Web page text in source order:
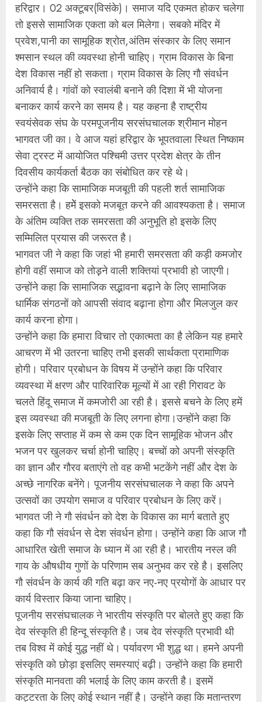
हरिद्वार। 02 अक्टूबर(विसंके)। समाज यदि एकमत होकर चलेगा
तो इससे सामाजिक एकता को बल मिलेगा। सबको मंदिर में
प्रवेश,पानी का सामूहिक श्रोत,अंतिम संस्कार के लिए समान
श्मसान स्थल की व्यवस्था होनी चाहिए। ग्राम विकास के बिना
देश विकास नहीं हो सकता। ग्राम विकास के लिए गौ संवर्धन
अनिवार्य है। गांवों को स्वालंबी बनाने की दिशा में भी योजना
बनाकर कार्य करने का समय है। यह कहना है राष्ट्रीय
स्वयंसेवक संघ के परमपूजनीय सरसंघचालक श्रीमान मोहन
भागवत जी का। वे आज यहां हरिद्वार के भूपतवाला स्थित निष्काम
सेवा ट्रस्ट में आयोजित पश्चिमी उत्तर प्रदेश क्षेत्र के तीन
दिवसीय कार्यकर्ता बैठक का संबोधित कर रहे थे।
उन्होंने कहा कि सामाजिक मजबूती की पहली शर्त सामाजिक
समरसता है। हमेें इसको मजबूत करने की आवश्यकता है। समाज
के अंतिम व्यक्ति तक समरसता की अनुभूति हो इसके लिए
सम्मिलित प्रयास की जरूरत है।
भागवत जी ने कहा कि जहां भी हमारी समरसता की कड़ी कमजोर
होगी वहीं समाज को तोड़़ने वाली शक्तियां प्रभावी हो जाएगी।
उन्होंने कहा कि सामाजिक सद्भावना बढ़ाने के लिए सामाजिक
धार्मिक संगठनों को आपसी संवाद बढ़ाना होगा और मिलजुल कर
कार्य करना होगा।
उन्होंने कहा कि हमारा विचार तो एकात्मता का है लेकिन यह हमारे
आचरण में भी उतरना चाहिए तभी इसकी सार्थकता प्रामाणिक
होगी। परिवार प्रबोधन के विषय में उन्होंने कहा कि परिवार
व्यवस्था में क्षरण और पारिवारिक मूल्यों में आ रही गिरावट के
चलते हिंदू समाज में कमजोरी आ रही है। इससे बचने के लिए हमें
इस व्यवस्था की मजबूती के लिए लगना होगा।उन्होंने कहा कि
इसके लिए सप्ताह में कम से कम एक दिन सामूहिक भोजन और
भजन पर खुलकर चर्चा होनी चाहिए। बच्चों को अपनी संस्कृति
का ज्ञान और गौरव बताएंगे तो वह कभी भटकेंगे नहीं और देश के
अच्छे नागरिक बनेंगे। पूजनीय सरसंघचालक ने कहा कि अपने
उत्सवों का उपयोग समाज व परिवार प्रबोधन के लिए करें।
भागवत जी ने गौ संवर्धन को देश के विकास का मार्ग बताते हुए
कहा कि गौ संवर्धन से देश संवर्धन होगा। उन्होंने कहा कि आज गौ
आधारित खेती समाज के ध्यान में आ रही है। भारतीय नस्ल की
गाय के औषधीय गुणों के परिणाम सब अनुभव कर रहे है। इसलिए
गौ संवर्धन के कार्य की गति बढ़ा कर नए-नए प्रयोगों के आधार पर
कार्य विस्तार किया जाना चाहिए।
पूजनीय सरसंघचालक ने भारतीय संस्कृति पर बोलते हुए कहा कि
देव संस्कृति ही हिन्दू संस्कृति है। जब देव संस्कृति प्रभावी थी
तब विश्व में कोई युद्ध नहीं थे। पर्यावरण भी शुद्ध था। हमने अपनी
संस्कृति को छोड़ा इसलिए समस्याएं बढ़ी। उन्होंने कहा कि हमारी
संस्कृति मानवता की भलाई के लिए काम करती है। इसमें
कट्टरता के लिए कोई स्थान नहीं है। उन्होंने कहा कि मतान्तरण